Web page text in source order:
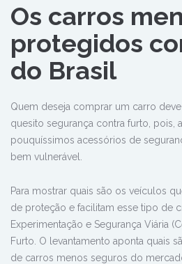
Os carros
protegidos
do Brasil
Quem deseja comprar um carro
quesito segurança contra furto, pois,
pouquíssimos acessórios de
bem vulnerável.
Para mostrar quais são os veículos
de proteção e facilitam esse tipo de
Experimentação e Segurança Viária
Furto. O levantamento aponta quais
de carros menos seguros do